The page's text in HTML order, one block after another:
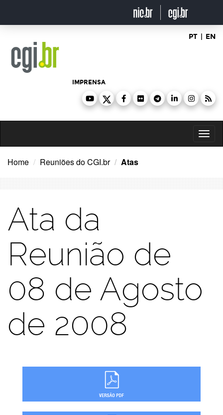
o
PT | EN
IMPRENSA
Home Reuniões do CGI.br Atas
Ata da
Reunião de
08 de Agosto
de 2008